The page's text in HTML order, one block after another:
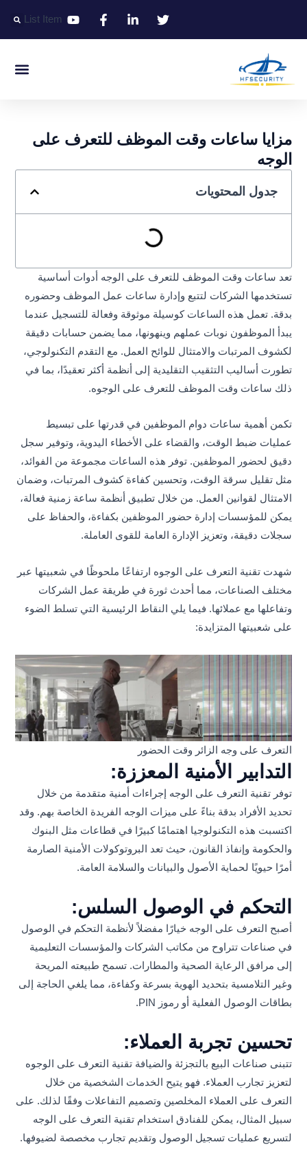
List Item
مزايا ساعات وقت الموظف للتعرف على
الوجه
جدول المحتويات
تعد ساعات وقت الموظف للتعرف على الوجه أدوات أساسية
تستخدمها الشركات لتتبع وإدارة ساعات عمل الموظف وحضوره
بدقة. تعمل هذه الساعات كوسيلة موثوقة وفعالة للتسجيل عندما
يبدأ الموظفون نوبات عملهم وينهونها، مما يضمن حسابات دقيقة
لكشوف المرتبات والامتثال للوائح العمل. مع التقدم التكنولوجي،
تطورت أساليب التثقيب التقليدية إلى أنظمة أكثر تعقيدًا، بما في
ذلك ساعات وقت الموظف للتعرف على الوجوه.
تكمن أهمية ساعات دوام الموظفين في قدرتها على تبسيط
عمليات ضبط الوقت، والقضاء على الأخطاء اليدوية، وتوفير سجل
دقيق لحضور الموظفين. توفر هذه الساعات مجموعة من الفوائد،
مثل تقليل سرقة الوقت، وتحسين كفاءة كشوف المرتبات، وضمان
الامتثال لقوانين العمل. من خلال تطبيق أنظمة ساعة زمنية فعالة،
يمكن للمؤسسات إدارة حضور الموظفين بكفاءة، والحفاظ على
سجلات دقيقة، وتعزيز الإدارة العامة للقوى العاملة.
شهدت تقنية التعرف على الوجوه ارتفاعًا ملحوظًا في شعبيتها عبر
مختلف الصناعات، مما أحدث ثورة في طريقة عمل الشركات
وتفاعلها مع عملائها. فيما يلي النقاط الرئيسية التي تسلط الضوء
على شعبيتها المتزايدة:
التعرف على وجه الزائر وقت الحضور
التدابير الأمنية المعززة:
توفر تقنية التعرف على الوجه إجراءات أمنية متقدمة من خلال
تحديد الأفراد بدقة بناءً على ميزات الوجه الفريدة الخاصة بهم. وقد
اكتسبت هذه التكنولوجيا اهتمامًا كبيرًا في قطاعات مثل البنوك
والحكومة وإنفاذ القانون، حيث تعد البروتوكولات الأمنية الصارمة
أمرًا حيويًا لحماية الأصول والبيانات والسلامة العامة.
التحكم في الوصول السلس:
أصبح التعرف على الوجه خيارًا مفضلاً لأنظمة التحكم في الوصول
في صناعات تتراوح من مكاتب الشركات والمؤسسات التعليمية
إلى مرافق الرعاية الصحية والمطارات. تسمح طبيعته المريحة
وغير التلامسية بتحديد الهوية بسرعة وكفاءة، مما يلغي الحاجة إلى
بطاقات الوصول الفعلية أو رموز PIN.
تحسين تجربة العملاء:
تتبنى صناعات البيع بالتجزئة والضيافة تقنية التعرف على الوجوه
لتعزيز تجارب العملاء. فهو يتيح الخدمات الشخصية من خلال
التعرف على العملاء المخلصين وتصميم التفاعلات وفقًا لذلك. على
سبيل المثال، يمكن للفنادق استخدام تقنية التعرف على الوجه
لتسريع عمليات تسجيل الوصول وتقديم تجارب مخصصة لضيوفها.